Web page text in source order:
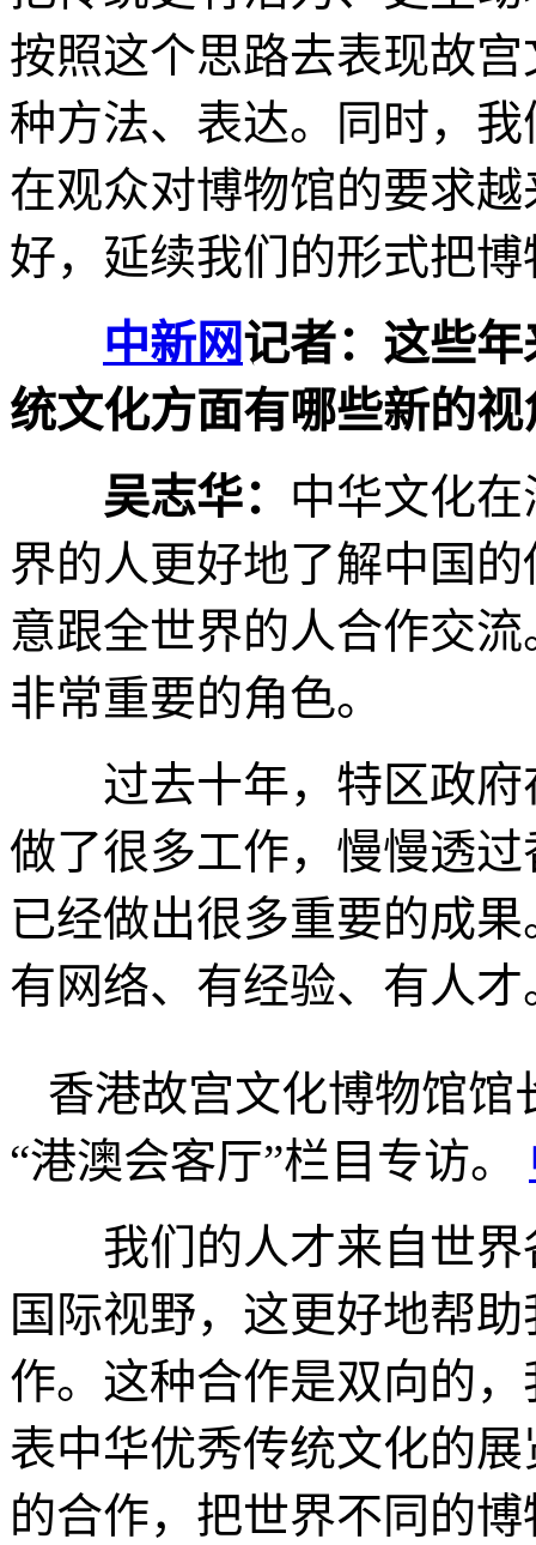
按照这个思路去表现故
种方法、表达。同时，
在观众对博物馆的要求
好，延续我们的形式把
中新网记者：这些
统文化方面有哪些新的
吴志华： 中华文化
界的人更好地了解中国
意跟全世界的人合作交
非常重要的角色。
过去十年，特区政府
做了很多工作，慢慢透
已经做出很多重要的成
有网络、有经验、有人才
香港故宫文化博物馆馆
“港澳会客厅”栏目专访。
我们的人才来自世界
国际视野，这更好地帮
作。这种合作是双向的
表中华优秀传统文化的
的合作，把世界不同的